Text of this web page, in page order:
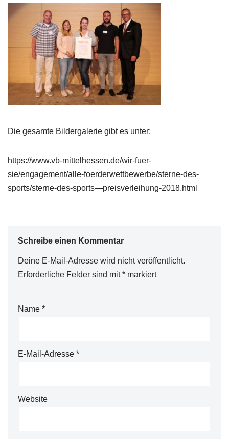
Die gesamte Bildergalerie gibt es unter:
https://www.vb-mittelhessen.de/wir-fuer-
sie/engagement/alle-foerderwettbewerbe/sterne-des-
sports/sterne-des-sports—preisverleihung-2018.html
Schreibe einen Kommentar
Deine E-Mail-Adresse wird nicht veröffentlicht.
Erforderliche Felder sind mit* markiert
Name *
E-Mail-Adresse *
Website